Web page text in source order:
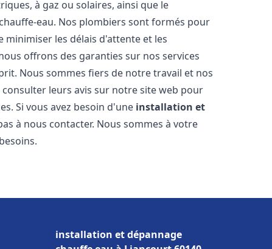
à gaz ou solaires, ainsi que le
eau. Nos plombiers sont formés pour
les délais d'attente et les
offrons des garanties sur nos services
Nous sommes fiers de notre travail et nos
leurs avis sur notre site web pour
Si vous avez besoin d'une installation et
à nous contacter. Nous sommes à votre
installation et dépannage